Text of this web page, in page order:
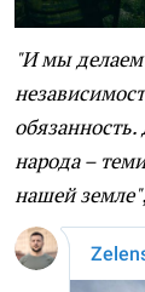
"И мы
народа –
нашей земле"